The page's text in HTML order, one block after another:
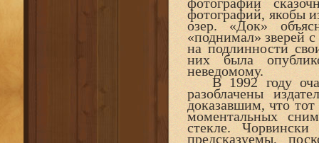
фотографий, якобы
озер. «Док»
«поднимал» зверей
на подлинности
них была
неведомому.
В 1992 году
разоблачены
доказавшим, что
моментальных
стекле.
предсказуемы,